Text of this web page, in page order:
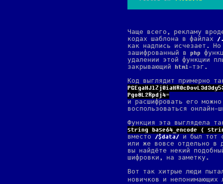
Чаще всего, рекламу
кодах шаблона в файлах
как надпись исчезает.
зашифрованный в php
удалении этой функции
закрывающий html-тэг.
Код выглядит примерно
Pgo8L2Rpdj4=
и расшифровать его
воспользоваться онлайн-
Функция эта выглядела
string base64_encode (
вместо
$data
и был тот
или же вовсе отдельно в
вы найдёте некий
шифровки, на заметку.
Вот так хитрые люди
новичков и